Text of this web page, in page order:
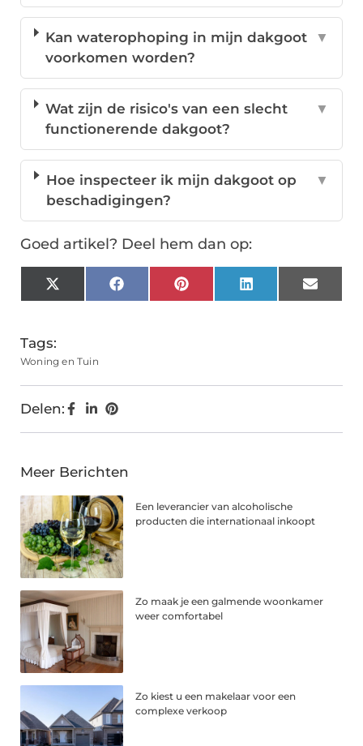
Kan waterophoping in mijn dakgoot
voorkomen worden?
▼
Wat zijn de risico's van een slecht
functionerende dakgoot?
▼
Hoe inspecteer ik mijn dakgoot op
beschadigingen?
▼
Goed artikel? Deel hem dan op:
X
(Twitter)
FacebookPinterestLinkedInEmail
Tags:
Woning en Tuin
Delen:
Meer Berichten
Een leverancier van alcoholische
producten die internationaal inkoopt
Zo maak je een galmende woonkamer
weer comfortabel
Zo kiest u een makelaar voor een
complexe verkoop